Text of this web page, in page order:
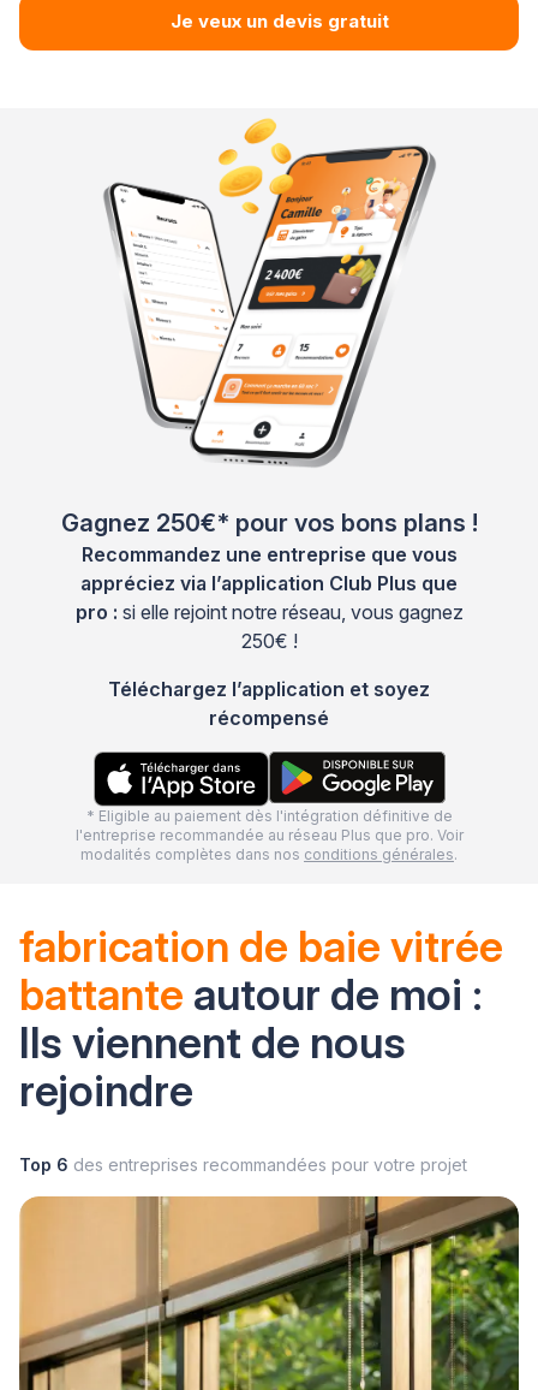
Je veux un devis gratuit
Gagnez 250€* pour vos bons plans !
Recommandez une entreprise que vous
appréciez via l’application Club Plus que
pro : si elle rejoint notre réseau, vous gagnez
250€ !
Téléchargez l’application et soyez
récompensé
* Eligible au paiement dès l'intégration définitive de
l'entreprise recommandée au réseau Plus que pro. Voir
modalités complètes dans nos conditions générales.
fabrication de baie vitrée
battante autour de moi :
Ils viennent de nous
rejoindre
Top 6 des entreprises recommandées pour votre projet